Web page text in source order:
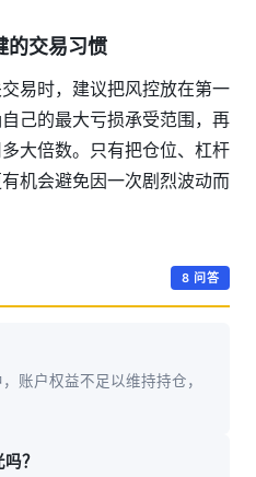
的交易习惯
易时，建议把风控放在第一
己的最大亏损承受范围，再
大倍数。只有把仓位、杠杆
机会避免因一次剧烈波动而
8 问答
账户权益不足以维持持仓，
？